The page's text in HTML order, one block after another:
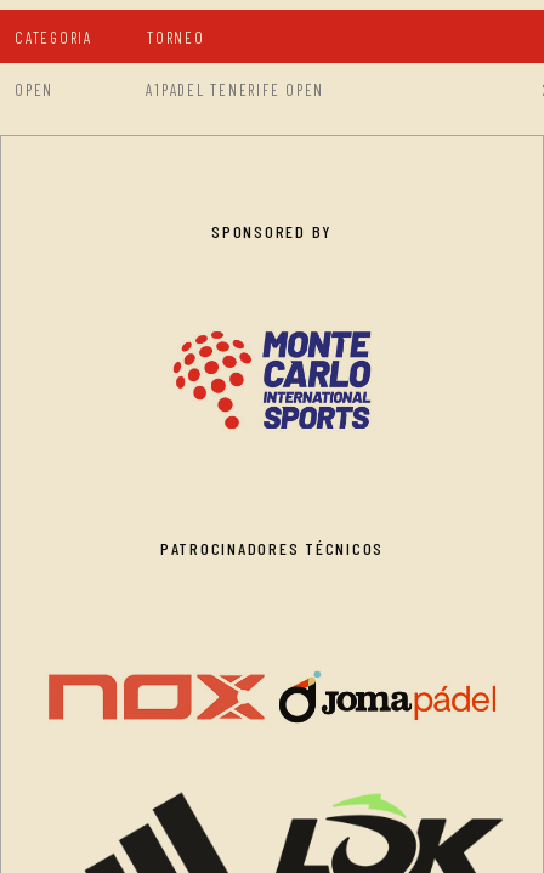
CATEGORIA TORNEO
OPEN A1PADEL TENERIFE OPEN
SPONSORED BY
PATROCINADORES TÉCNICOS